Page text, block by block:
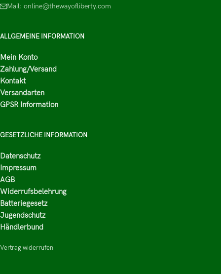
Mail: online@thewayofliberty.com
ALLGEMEINE INFORMATION
Mein Konto
Zahlung/Versand
Kontakt
Versandarten
GPSR Information
GESETZLICHE INFORMATION
Datenschutz
Impressum
AGB
Widerrufsbelehrung
Batteriegesetz
Jugendschutz
Händlerbund
Vertrag widerrufen